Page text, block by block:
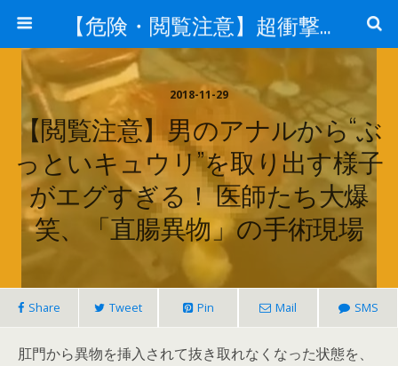
【危険・閲覧注意】超衝撃・超刺激的ニュース
2018-11-29
【閲覧注意】男のアナルから“ぶ
っといキュウリ”を取り出す様子
がエグすぎる！ 医師たち大爆
笑、「直腸異物」の手術現場
Share Tweet Pin Mail SMS
肛門から異物を挿入されて抜き取れなくなった状態を、